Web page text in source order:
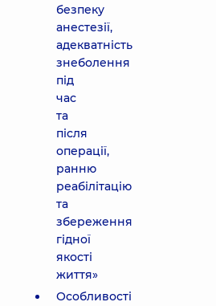
безпеку
анестезії,
адекватність
знеболення
під
час
та
після
операції,
ранню
реабілітацію
та
збереження
гідної
якості
життя»
Особливості